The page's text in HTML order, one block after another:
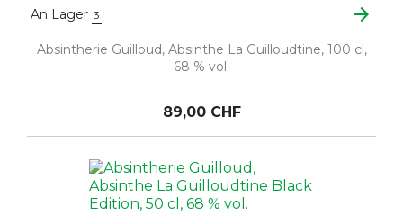
An Lager 3 arrow_forward
Absintherie Guilloud, Absinthe La Guilloudtine, 100 cl,
68 % vol.
89,00 CHF